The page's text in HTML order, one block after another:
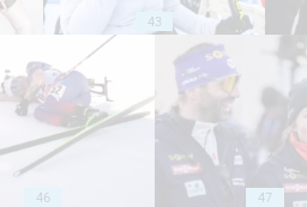
43
46 47